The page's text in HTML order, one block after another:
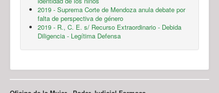
2019 - Suprema Corte de Mendoza anula debate por
falta de perspectiva de género
2019 - R., C. E. s/ Recurso Extraordinario - Debida
Diligencia - Legítima Defensa